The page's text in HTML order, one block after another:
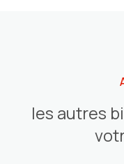
les autres